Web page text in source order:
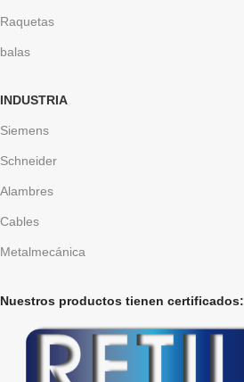
Raquetas
balas
INDUSTRIA
Siemens
Schneider
Alambres
Cables
Metalmecánica
Nuestros productos tienen certificados: